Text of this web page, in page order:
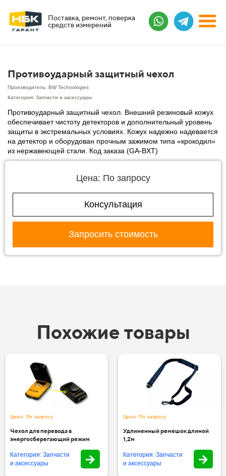
Поставка, ремонт, поверка
средств измерений
Противоударный защитный чехол
Производитель: BW Technologies
Категория: Запчасти и аксессуары
Противоударный защитный чехол. Внешний резиновый кожух
обеспечивает чистоту детекторов и дополнительный уровень
защиты в экстремальных условиях. Кожух надежно надевается
на детектор и оборудован прочным зажимом типа «крокодил»
из нержавеющей стали. Код заказа (GA-BXT)
Цена: По запросу
Консультация
Запросить стоимость
Похожие товары
Цена: По запросу
Чехол для перевода в
энергосберегающий режим
Категория: Запчасти
и аксессуары
Цена: По запросу
Удлиненный ремешок длиной
1,2м
Категория: Запчасти
и аксессуары